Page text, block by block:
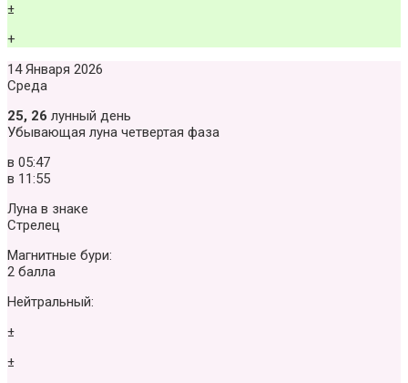
±
+
14 Января 2026
Среда
25, 26 лунный день
Убывающая луна четвертая фаза
в 05:47
в 11:55
Луна в знаке
Стрелец
Магнитные бури:
2 балла
Нейтральный:
±
±